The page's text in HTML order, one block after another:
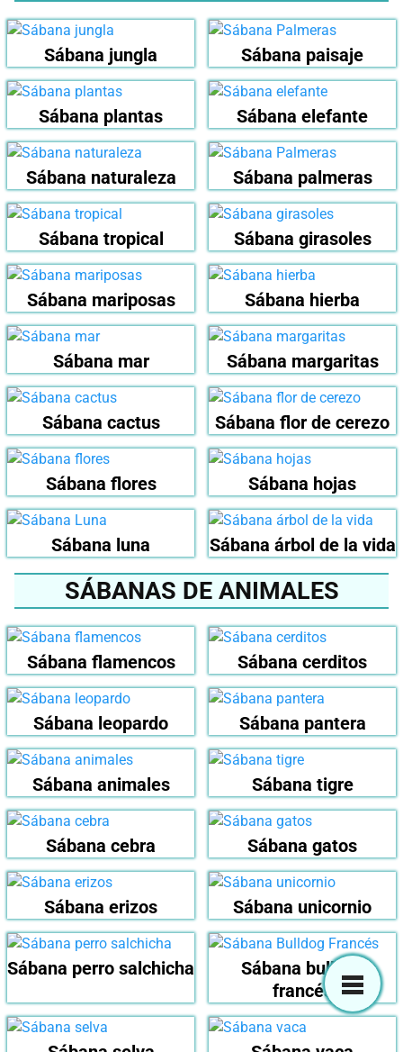
Sábana jungla Sábana paisaje
Sábana plantas Sábana elefante
Sábana naturaleza Sábana palmeras
Sábana tropical Sábana girasoles
Sábana mariposas Sábana hierba
Sábana mar Sábana margaritas
Sábana cactus Sábana flor de cerezo
Sábana flores Sábana hojas
Sábana luna Sábana árbol de la vida
SÁBANAS DE ANIMALES
Sábana flamencos Sábana cerditos
Sábana leopardo Sábana pantera
Sábana animales Sábana tigre
Sábana cebra Sábana gatos
Sábana erizos Sábana unicornio
Sábana perro salchicha
Sábana bulldog
francés